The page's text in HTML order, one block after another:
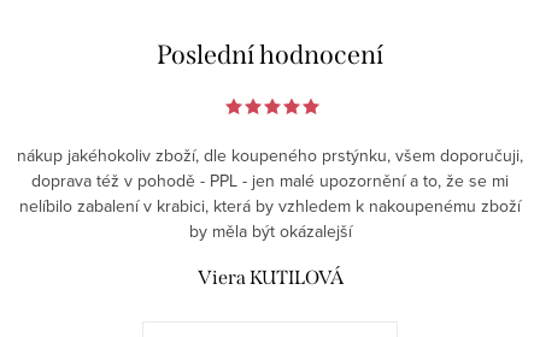
Poslední hodnocení
nákup jakéhokoliv zboží, dle koupeného prstýnku, všem doporučuji,
doprava též v pohodě - PPL - jen malé upozornění a to, že se mi
nelíbilo zabalení v krabici, která by vzhledem k nakoupenému zboží
by měla být okázalejší
Viera KUTILOVÁ